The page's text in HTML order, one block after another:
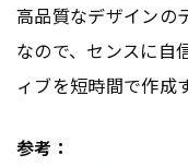
高品質なデザインの
なので、センスに自
ィブを短時間で作成
参考：